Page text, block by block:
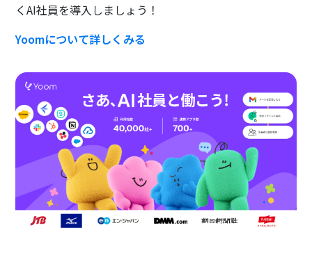
くAI社員を導入しましょう！
Yoomについて詳しくみる